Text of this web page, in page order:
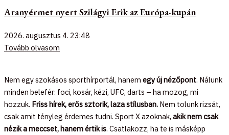
Aranyérmet nyert Szilágyi Erik az Európa-kupán
2026. augusztus 4. 23:48
Tovább olvasom
Nem egy szokásos sporthírportál, hanem egy új nézőpont. Nálunk
minden belefér: foci, kosár, kézi, UFC, darts – ha mozog, mi
hozzuk. Friss hírek, erős sztorik, laza stílusban. Nem tolunk rizsát,
csak amit tényleg érdemes tudni. Sport X azoknak, akik nem csak
nézik a meccset, hanem értik is. Csatlakozz, ha te is másképp